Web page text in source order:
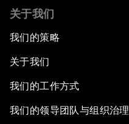
关于我们
我们的策略
关于我们
我们的工作方式
我们的领导团队与组织治理